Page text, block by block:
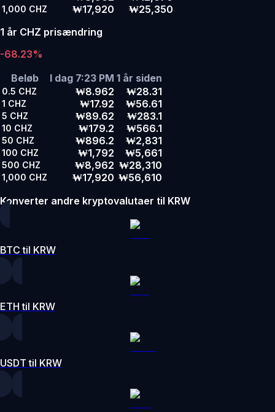
1,000 CHZ ₩17,920
₩25,350
1 år CHZ prisændring
-68.23%
Beløb
I dag 7:23 PM 1 år siden
0.5 CHZ ₩8.962 ₩28.31
1 CHZ ₩17.92 ₩56.61
5 CHZ ₩89.62 ₩283.1
10 CHZ ₩179.2 ₩566.1
50 CHZ ₩896.2 ₩2,831
100 CHZ ₩1,792 ₩5,661
500 CHZ ₩8,962 ₩28,310
1,000 CHZ ₩17,920 ₩56,610
Konverter andre kryptovalutaer til KRW
BTC til KRW
ETH til KRW
USDT til KRW